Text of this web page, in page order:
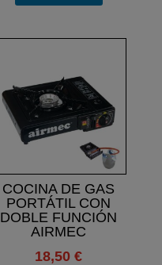
COCINA DE GAS
PORTÁTIL CON
DOBLE FUNCIÓN
AIRMEC
18,50€